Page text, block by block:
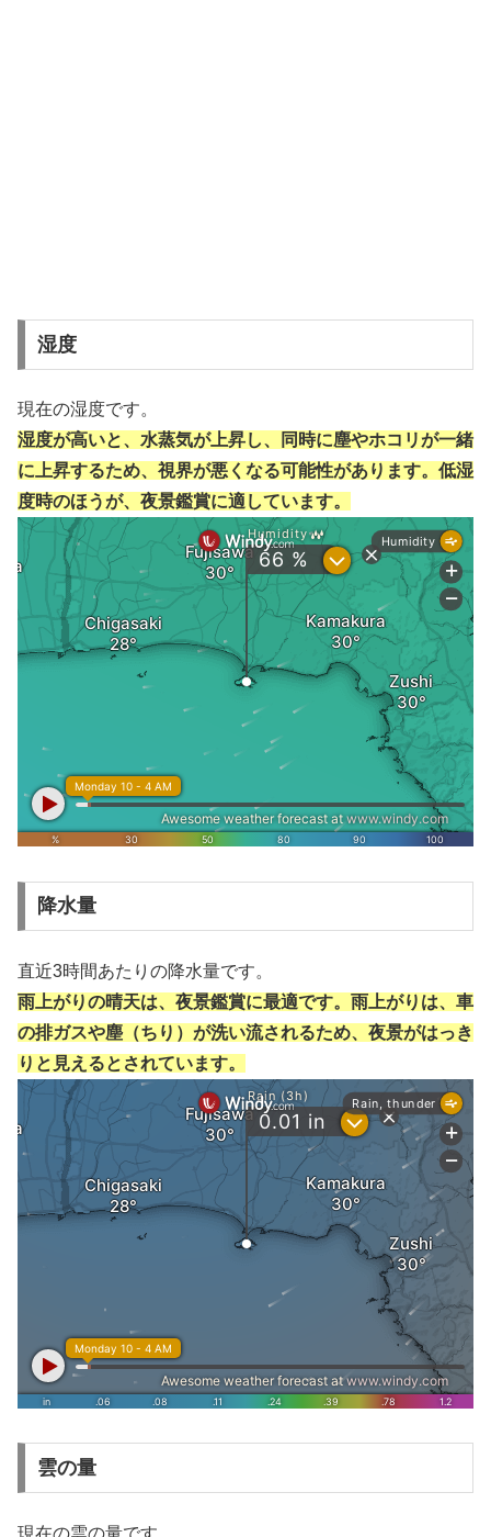
湿度
現在の湿度です。
湿度が高いと、水蒸気が上昇し、同時に塵やホコリが一緒
に上昇するため、視界が悪くなる可能性があります。低湿
度時のほうが、夜景鑑賞に適しています。
降水量
直近3時間あたりの降水量です。
雨上がりの晴天は、夜景鑑賞に最適です。雨上がりは、車
の排ガスや塵（ちり）が洗い流されるため、夜景がはっき
りと見えるとされています。
雲の量
現在の雲の量です。